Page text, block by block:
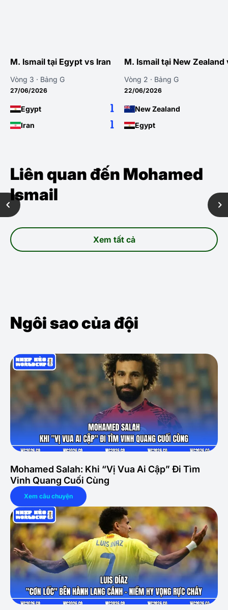
M. Ismail tại Egypt vs Iran
Vòng 3 · Bảng G
27/06/2026
Egypt 1
Iran 1
M. Ismail tại New Zealand
Vòng 2 · Bảng G
22/06/2026
New Zealand
Egypt
Liên quan đến Mohamed
Ismail
Xem tất cả
Ngôi sao của đội
Mohamed Salah: Khi “Vị Vua Ai Cập” Đi Tìm
Vinh Quang Cuối Cùng
Xem câu chuyện